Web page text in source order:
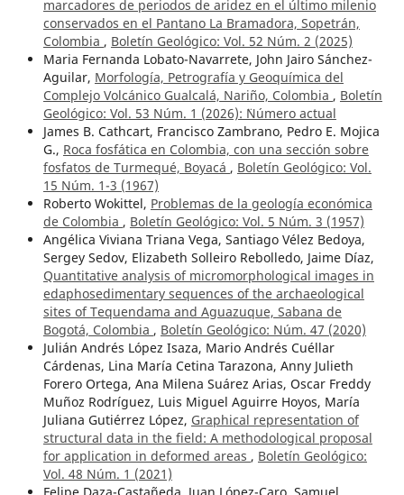
marcadores de periodos de aridez en el último milenio
conservados en el Pantano La Bramadora, Sopetrán,
Colombia , Boletín Geológico: Vol. 52 Núm. 2 (2025)
Maria Fernanda Lobato-Navarrete, John Jairo Sánchez-
Aguilar, Morfología, Petrografía y Geoquímica del
Complejo Volcánico Gualcalá, Nariño, Colombia , Boletín
Geológico: Vol. 53 Núm. 1 (2026): ¨Número actual
James B. Cathcart, Francisco Zambrano, Pedro E. Mojica
G., Roca fosfática en Colombia, con una sección sobre
fosfatos de Turmequé, Boyacá , Boletín Geológico: Vol.
15 Núm. 1-3 (1967)
Roberto Wokittel, Problemas de la geología económica
de Colombia , Boletín Geológico: Vol. 5 Núm. 3 (1957)
Angélica Viviana Triana Vega, Santiago Vélez Bedoya,
Sergey Sedov, Elizabeth Solleiro Rebolledo, Jaime Díaz,
Quantitative analysis of micromorphological images in
edaphosedimentary sequences of the archaeological
sites of Tequendama and Aguazuque, Sabana de
Bogotá, Colombia , Boletín Geológico: Núm. 47 (2020)
Julián Andrés López Isaza, Mario Andrés Cuéllar
Cárdenas, Lina María Cetina Tarazona, Anny Julieth
Forero Ortega, Ana Milena Suárez Arias, Oscar Freddy
Muñoz Rodríguez, Luis Miguel Aguirre Hoyos, María
Juliana Gutiérrez López, Graphical representation of
structural data in the field: A methodological proposal
for application in deformed areas , Boletín Geológico:
Vol. 48 Núm. 1 (2021)